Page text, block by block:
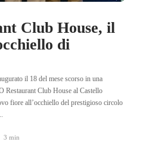
Club House, il
di
il 18 del mese scorso in una
Restaurant Club House al Castello
fiore all’occhiello del prestigioso circolo
3 min